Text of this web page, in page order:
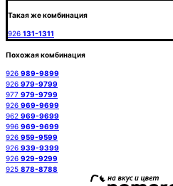
Такая же комбинация
926 131-1311
Похожая комбинация
926 989-9899
926 979-9799
977 979-9799
926 969-9699
962 969-9699
996 969-9699
926 959-9599
926 939-9399
926 929-9299
925 878-8788